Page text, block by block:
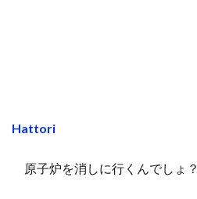
Hattori
原子炉を消しに行くんでしょ？